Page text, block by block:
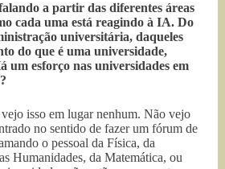
a partir das diferentes áreas
cada uma está reagindo à IA. Do
universitária, daqueles
do que é uma universidade,
um esforço nas universidades em
isso em lugar nenhum. Não vejo
no sentido de fazer um fórum de
o pessoal da Física, da
Humanidades, da Matemática, ou